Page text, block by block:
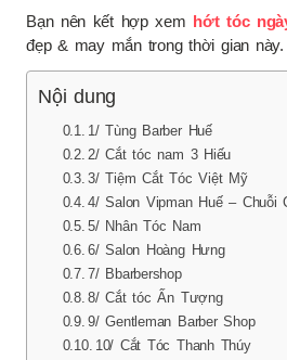
Bạn nên kết hợp xem hớt tóc
đẹp & may mắn trong thời gian này.
Nội dung
1/ Tùng Barber Huế
2/ Cắt tóc nam 3 Hiếu
3/ Tiệm Cắt Tóc Việt Mỹ
4/ Salon Vipman Huế – Chuỗi
5/ Nhân Tóc Nam
6/ Salon Hoàng Hưng
7/ Bbarbershop
8/ Cắt tóc Ấn Tượng
9/ Gentleman Barber Shop
10/ Cắt Tóc Thanh Thúy